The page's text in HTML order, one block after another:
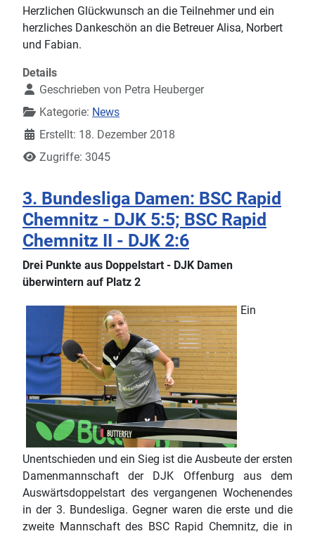
Herzlichen Glückwunsch an die Teilnehmer und ein
herzliches Dankeschön an die Betreuer Alisa, Norbert
und Fabian.
Details
Geschrieben von Petra Heuberger
Kategorie: News
Erstellt: 18. Dezember 2018
Zugriffe: 3045
3. Bundesliga Damen: BSC Rapid
Chemnitz - DJK 5:5; BSC Rapid
Chemnitz II - DJK 2:6
Drei Punkte aus Doppelstart - DJK Damen
überwintern auf Platz 2
Ein
Unentschieden und ein Sieg ist die Ausbeute der ersten
Damenmannschaft der DJK Offenburg aus dem
Auswärtsdoppelstart des vergangenen Wochenendes
in der 3. Bundesliga. Gegner waren die erste und die
zweite Mannschaft des BSC Rapid Chemnitz, die in